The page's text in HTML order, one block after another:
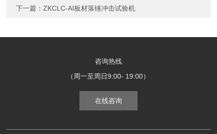
下一篇：ZKCLC-AI板材落锤冲击试验机
咨询热线
（周一至周日9:00- 19:00）
在线咨询